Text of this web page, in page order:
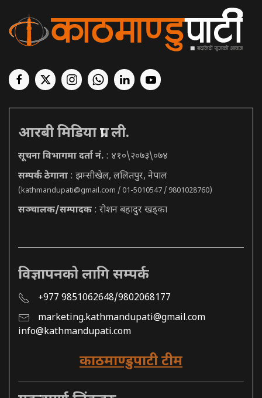
आरबी मिडिया प्रा. ली.
सूचना विभागमा दर्ता नं. : ४१०\२०७३\०७४
सम्पर्क ठेगाना : झम्सीखेल, ललितपुर, नेपाल
(kathmandupati@gmail.com / 01-5010547 / 9801028760)
सञ्चालक/सम्पादक : रोशन बहादुर खड्का
विज्ञापनको लागि सम्पर्क
+977 9851062648/9802068177
marketing.kathmandupati@gmail.com
info@kathmandupati.com
काठमाण्डुपाटी टीम